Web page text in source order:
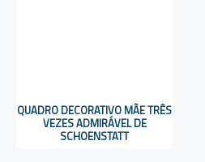
QUADRO DECORATIVO MÃE TRÊS
VEZES ADMIRÁVEL DE
SCHOENSTATT